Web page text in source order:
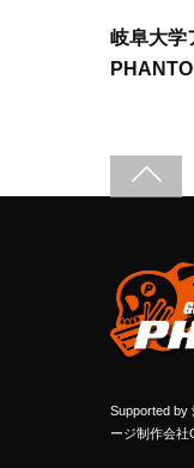
岐阜大学
Supported by
ージ制作会社